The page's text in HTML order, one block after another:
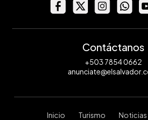
Contáctanos
+503 7854 0662
Inicio Turismo Noticias